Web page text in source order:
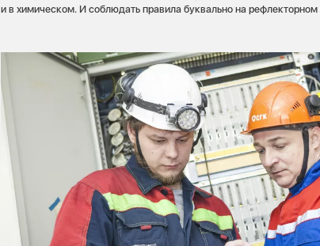
и в химическом. И соблюдать правила буквально на рефлекторном